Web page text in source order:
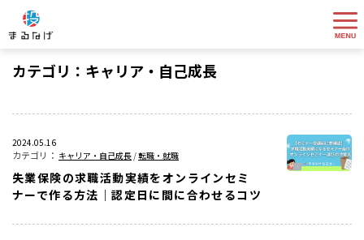
カテゴリ：キャリア・自己成長
2024.05.16
キャリア・自己成長 /転職・就職
失業保険の求職活動実績をオンラインセミ
ナーで作る方法｜認定日に間に合わせるコツ